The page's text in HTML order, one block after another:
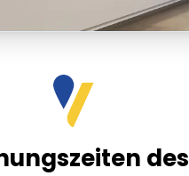
des